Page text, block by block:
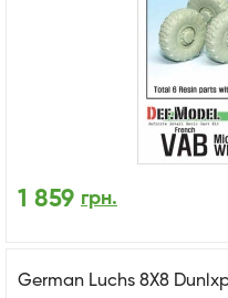
1 859 грн.
German Luchs 8X8